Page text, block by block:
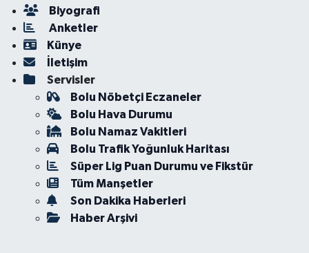
Biyografi
Anketler
Künye
İletişim
Servisler
Bolu Nöbetçi Eczaneler
Bolu Hava Durumu
Bolu Namaz Vakitleri
Bolu Trafik Yoğunluk Haritası
Süper Lig Puan Durumu ve Fikstür
Tüm Manşetler
Son Dakika Haberleri
Haber Arşivi